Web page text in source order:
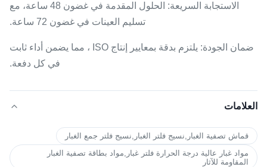
الاستجابة السريعة: الحلول المقدمة في غضون 48 ساعة، مع
تسليم العينات في غضون 72 ساعة.
ضمان الجودة: يلتزم بدقة بمعايير إنتاج ISO ، مما يضمن أداء ثابت
في كل دفعة.
العلامات
قماش تصفية الغبار,نسيج فلتر الغبار,نسيج فلتر جمع الغبار
مواد غبار عالية درجة الحرارة فلتر غبار,مواد بطاقة تصفية الغبار
المقاومة للآثار